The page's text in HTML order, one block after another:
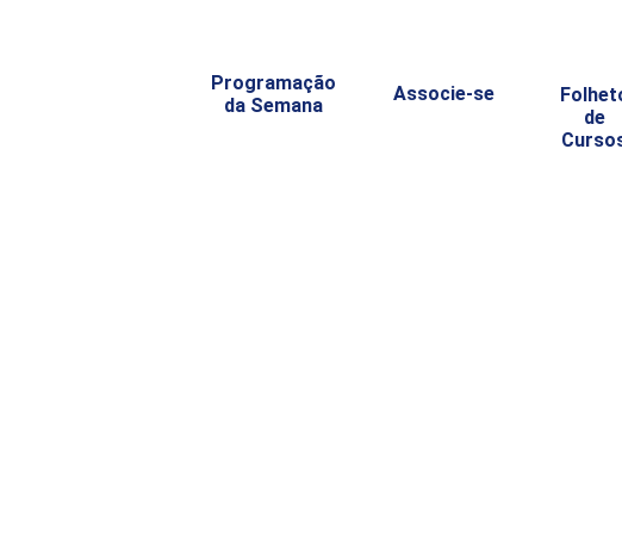
Programação
da Semana
Associe-se
de